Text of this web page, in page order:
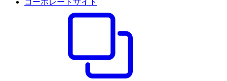
コーポレートサイト